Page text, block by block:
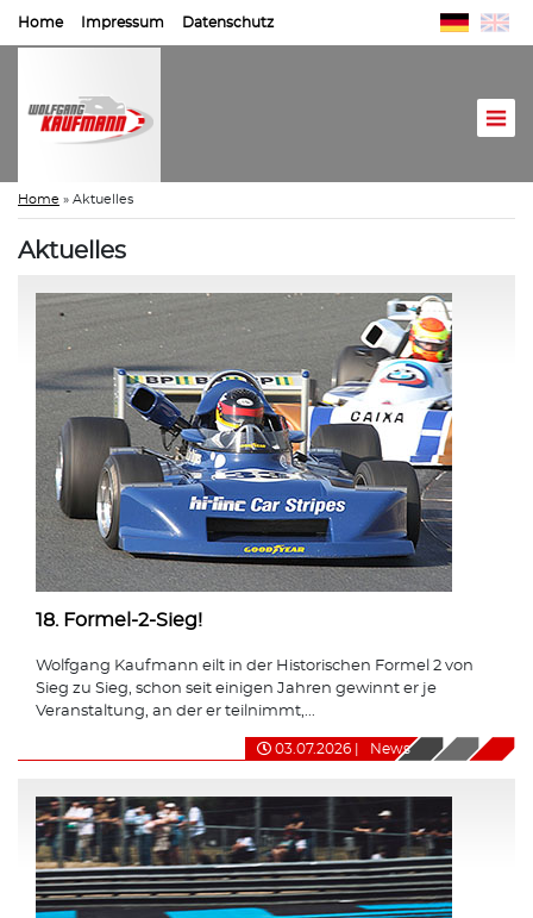
Home Impressum Datenschutz
Home » Aktuelles
Aktuelles
18. Formel-2-Sieg!
Wolfgang Kaufmann eilt in der Historischen Formel 2 von
Sieg zu Sieg, schon seit einigen Jahren gewinnt er je
Veranstaltung, an der er teilnimmt,...
03.07.2026 News